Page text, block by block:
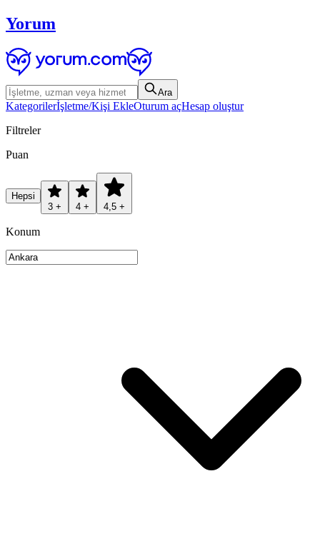
Yorum
Ara
Kategorilerİşletme/Kişi EkleOturum açHesap oluştur
Filtreler
Puan
Hepsi
3 +
4 + 4,5 +
Konum